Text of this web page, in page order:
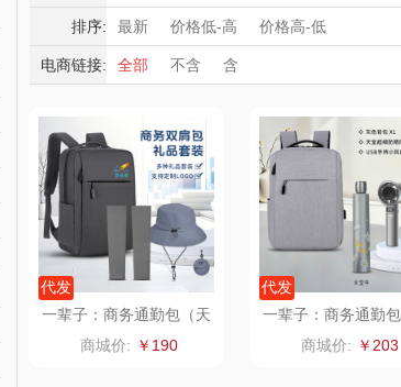
西屋（运动户外） 非一FETANA
DGI
纽曼Newmine
（线下款）
斯凯奇SKECHER
S
可口可乐Coca Col
立白（包销款） 润本（套装）
锦礼 阿茜娅（AGIA）
润心 奈雪茶院
暖冬好物
外事出国 入职礼
高端送礼
开业乔迁 乡村振兴 定
保险礼品
建材礼品 政企单位 房
儿童节 中秋节
排序: 最新 价格低-高 价格高-低
电商链接: 全部 不含 含
代发
一辈子：商务通勤包（天
堂超细防晒伞+USB手持
小风扇）
商城价: ￥190
代发
一辈子：商务通勤
堂超细防晒伞+USB
小风扇）
商城价: ￥203